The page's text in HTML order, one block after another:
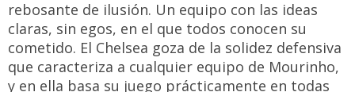
rebosante de ilusión. Un equipo con las ideas
claras, sin egos, en el que todos conocen su
cometido. El Chelsea goza de la solidez defensiva
que caracteriza a cualquier equipo de Mourinho,
y en ella basa su juego prácticamente en todas